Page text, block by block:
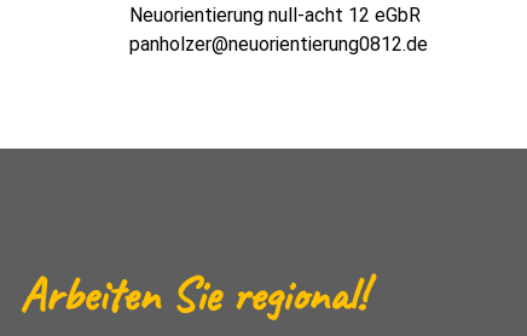
Neuorientierung null-acht 12 eGbR
panholzer@neuorientierung0812.de
Arbeiten Sie regional!